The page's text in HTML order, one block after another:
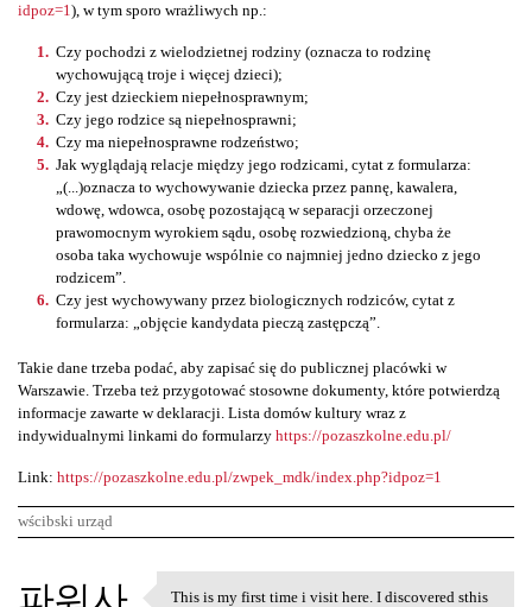
idpoz=1), w tym sporo wrażliwych np.:
Czy pochodzi z wielodzietnej rodziny (oznacza to rodzinę
wychowującą troje i więcej dzieci);
Czy jest dzieckiem niepełnosprawnym;
Czy jego rodzice są niepełnosprawni;
Czy ma niepełnosprawne rodzeństwo;
Jak wyglądają relacje między jego rodzicami, cytat z formularza:
„(...)oznacza to wychowywanie dziecka przez pannę, kawalera,
wdowę, wdowca, osobę pozostającą w separacji orzeczonej
prawomocnym wyrokiem sądu, osobę rozwiedzioną, chyba że
osoba taka wychowuje wspólnie co najmniej jedno dziecko z jego
rodzicem”.
Czy jest wychowywany przez biologicznych rodziców, cytat z
formularza: „objęcie kandydata pieczą zastępczą”.
Takie dane trzeba podać, aby zapisać się do publicznej placówki w
Warszawie. Trzeba też przygotować stosowne dokumenty, które potwierdzą
informacje zawarte w deklaracji. Lista domów kultury wraz z
indywidualnymi linkami do formularzy https://pozaszkolne.edu.pl/
Link: https://pozaszkolne.edu.pl/zwpek_mdk/index.php?idpoz=1
wścibski urząd
K
This is my first time i visit here. I discovered sthis